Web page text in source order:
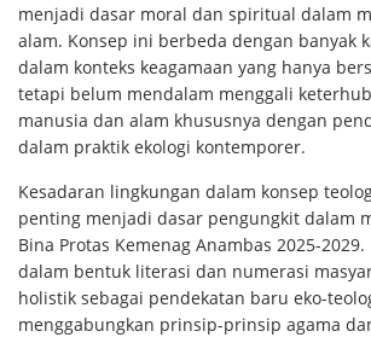
menjadi dasar moral dan spiritual dalam
alam. Konsep ini berbeda dengan banyak
dalam konteks keagamaan yang hanya
tetapi belum mendalam menggali
manusia dan alam khususnya dengan
dalam praktik ekologi kontemporer.
Kesadaran lingkungan dalam konsep
penting menjadi dasar pengungkit dalam
Bina Protas Kemenag Anambas 2025-
dalam bentuk literasi dan numerasi
holistik sebagai pendekatan baru eko-
menggabungkan prinsip-prinsip agama